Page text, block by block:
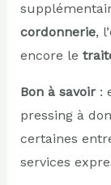
cordonnerie, l’
encore le
Bon à savoir:
pressing à
certaines
services